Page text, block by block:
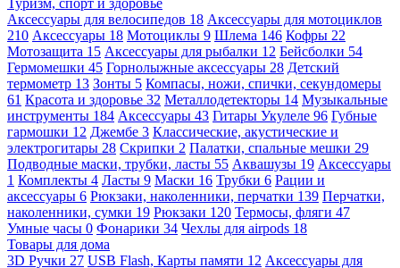
Аксессуары для велосипедов 18 Аксессуары для мотоциклов
210 Аксессуары 18 Мотоциклы 9 Шлема 146 Кофры 22
Мотозащита 15 Аксессуары для рыбалки 12 Бейсболки 54
Гермомешки 45 Горнолыжные аксессуары 28 Детский
термометр 13 Зонты 5 Компасы, ножи, спички, секундомеры
61 Красота и здоровье 32 Металлодетекторы 14 Музыкальные
инструменты 184 Аксессуары 43 Гитары Укулеле 96 Губные
гармошки 12 Джембе 3 Классические, акустические и
электрогитары 28 Скрипки 2 Палатки, спальные мешки 29
Подводные маски, трубки, ласты 55 Аквашузы 19 Аксессуары
1 Комплекты 4 Ласты 9 Маски 16 Трубки 6 Рации и
аксессуары 6 Рюкзаки, наколенники, перчатки 139 Перчатки,
наколенники, сумки 19 Рюкзаки 120 Термосы, фляги 47
Умные часы 0 Фонарики 34 Чехлы для airpods 18
Товары для дома
3D Ручки 27 USB Flash, Карты памяти 12 Аксессуары для